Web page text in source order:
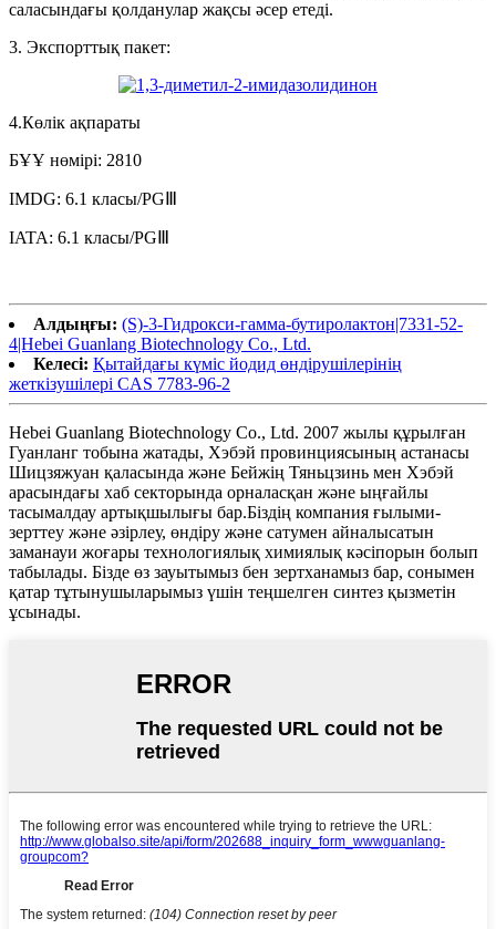
саласындағы қолданулар жақсы әсер етеді.
3. Экспорттық пакет:
4.Көлік ақпараты
БҰҰ нөмірі: 2810
IMDG: 6.1 класы/PGⅢ
IATA: 6.1 класы/PGⅢ
Алдыңғы: (S)-3-Гидрокси-гамма-бутиролактон|7331-52-
4|Hebei Guanlang Biotechnology Co., Ltd.
Келесі: Қытайдағы күміс йодид өндірушілерінің
жеткізушілері CAS 7783-96-2
Hebei Guanlang Biotechnology Co., Ltd. 2007 жылы құрылған
Гуанланг тобына жатады, Хэбэй провинциясының астанасы
Шицзяжуан қаласында және Бейжің Тяньцзинь мен Хэбэй
арасындағы хаб секторында орналасқан және ыңғайлы
тасымалдау артықшылығы бар.Біздің компания ғылыми-
зерттеу және әзірлеу, өндіру және сатумен айналысатын
заманауи жоғары технологиялық химиялық кәсіпорын болып
табылады. Бізде өз зауытымыз бен зертханамыз бар, сонымен
қатар тұтынушыларымыз үшін теңшелген синтез қызметін
ұсынады.